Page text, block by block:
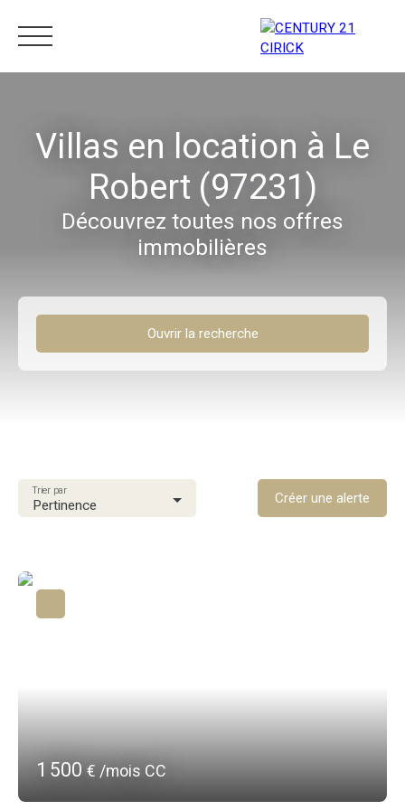
Estimation 05 96 10 62 21
Villas en location à Le
Robert (97231)
Découvrez toutes nos offres
immobilières
Ouvrir la recherche
Le Robert (97231)
Localisation
Surface min (m²)
Pertinence
Trier par Créer une alerte
1 500 € /mois CC